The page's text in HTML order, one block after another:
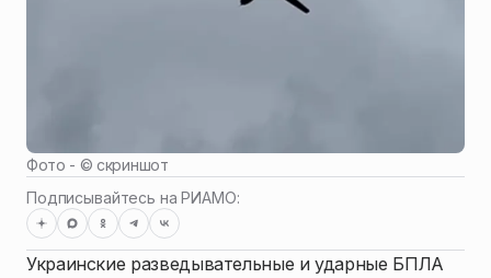
Фото - © скриншот
Подписывайтесь на РИАМО:
Украинские разведывательные и ударные БПЛА